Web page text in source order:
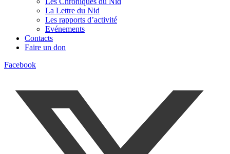
La Lettre du Nid
Les rapports d’activité
Evénements
Contacts
Faire un don
Facebook